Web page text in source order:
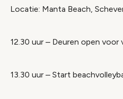
Locatie: Manta Beach,
12.30 uur – Deuren open voor
13.30 uur – Start